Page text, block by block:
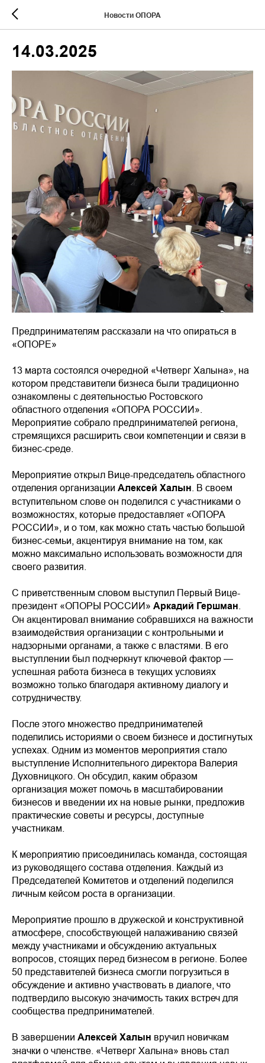
Новости ОПОРА
14.03.2025
Предпринимателям рассказали на что опираться в
«ОПОРЕ»
13 марта состоялся очередной «Четверг Халына», на
котором представители бизнеса были традиционно
ознакомлены с деятельностью Ростовского
областного отделения «ОПОРА РОССИИ».
Мероприятие собрало предпринимателей региона,
стремящихся расширить свои компетенции и связи в
бизнес-среде.
Мероприятие открыл Вице-председатель областного
отделения организации Алексей Халын . В своем
вступительном слове он поделился с участниками о
возможностях, которые предоставляет «ОПОРА
РОССИИ», и о том, как можно стать частью большой
бизнес-семьи, акцентируя внимание на том, как
можно максимально использовать возможности для
своего развития.
С приветственным словом выступил Первый Вице-
президент «ОПОРЫ РОССИИ» Аркадий Гершман
Он акцентировал внимание собравшихся на важности
взаимодействия организации с контрольными и
надзорными органами, а также с властями. В его
выступлении был подчеркнут ключевой фактор —
успешная работа бизнеса в текущих условиях
возможно только благодаря активному диалогу и
сотрудничеству.
После этого множество предпринимателей
поделились историями о своем бизнесе и достигнутых
успехах. Одним из моментов мероприятия стало
выступление Исполнительного директора Валерия
Духовницкого. Он обсудил, каким образом
организация может помочь в масштабировании
бизнесов и введении их на новые рынки, предложив
практические советы и ресурсы, доступные
участникам.
К мероприятию присоединилась команда, состоящая
из руководящего состава отделения. Каждый из
Председателей Комитетов и отделений поделился
личным кейсом роста в организации.
Мероприятие прошло в дружеской и конструктивной
атмосфере, способствующей налаживанию связей
между участниками и обсуждению актуальных
вопросов, стоящих перед бизнесом в регионе. Более
50 представителей бизнеса смогли погрузиться в
обсуждение и активно участвовать в диалоге, что
подтвердило высокую значимость таких встреч для
сообщества предпринимателей.
В завершении Алексей Халын вручил новичкам
значки о членстве. «Четверг Халына» вновь стал